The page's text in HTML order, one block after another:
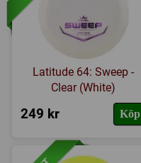
Latitude 64: Sweep -
Clear (White)
249 kr Köp